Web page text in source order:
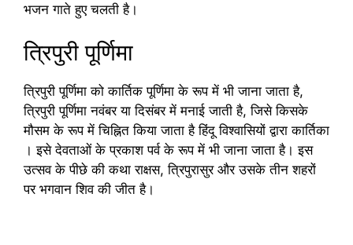
भजन गाते हुए चलती है।
त्रिपुरी पूर्णिमा
त्रिपुरी पूर्णिमा को कार्तिक पूर्णिमा के रूप में भी जाना जाता है,
त्रिपुरी पूर्णिमा नवंबर या दिसंबर में मनाई जाती है, जिसे किसके
मौसम के रूप में चिह्नित किया जाता है हिंदू विश्वासियों द्वारा कार्तिका
। इसे देवताओं के प्रकाश पर्व के रूप में भी जाना जाता है। इस
उत्सव के पीछे की कथा राक्षस, त्रिपुरासुर और उसके तीन शहरों
पर भगवान शिव की जीत है।